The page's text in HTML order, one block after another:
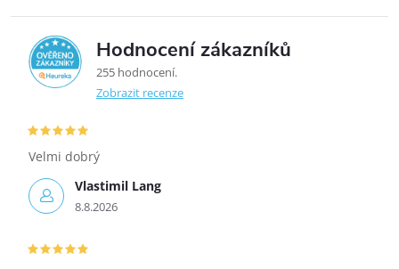
5,0 Hodnocení zákazníků
255 hodnocení
Zobrazit recenze
Vlastimil Lang
8.8.2026
Velmi dobrý